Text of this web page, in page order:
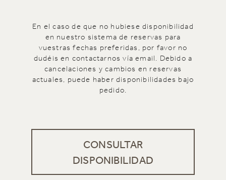
En el caso de que no hubiese disponibilidad
en nuestro sistema de reservas para
vuestras fechas preferidas, por favor no
dudéis en contactarnos vía email. Debido a
cancelaciones y cambios en reservas
actuales, puede haber disponibilidades bajo
pedido.
CONSULTAR
DISPONIBILIDAD